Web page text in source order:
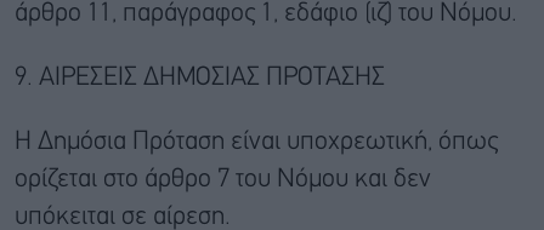
άρθρο 11, παράγραφος 1, εδάφιο (ιζ) του Νόμου.
9. ΑΙΡΕΣΕΙΣ ΔΗΜΟΣΙΑΣ ΠΡΟΤΑΣΗΣ
Η Δημόσια Πρόταση είναι υποχρεωτική, όπως
ορίζεται στο άρθρο 7 του Νόμου και δεν
υπόκειται σε αίρεση.